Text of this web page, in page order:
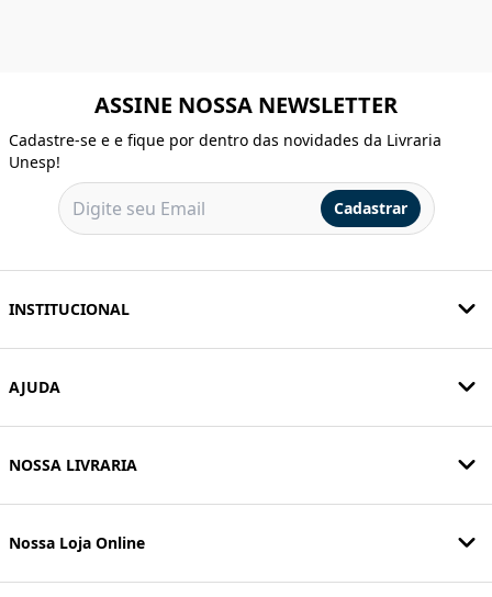
ASSINE NOSSA NEWSLETTER
Cadastre-se e e fique por dentro das novidades da Livraria
Unesp!
Cadastrar
INSTITUCIONAL
AJUDA
NOSSA LIVRARIA
Nossa Loja Online